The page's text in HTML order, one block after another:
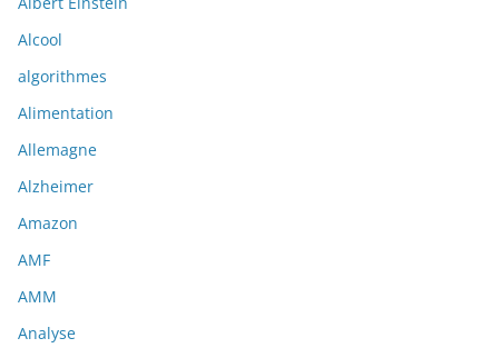
Alcool
algorithmes
Alimentation
Allemagne
Alzheimer
Amazon
AMF
AMM
Analyse